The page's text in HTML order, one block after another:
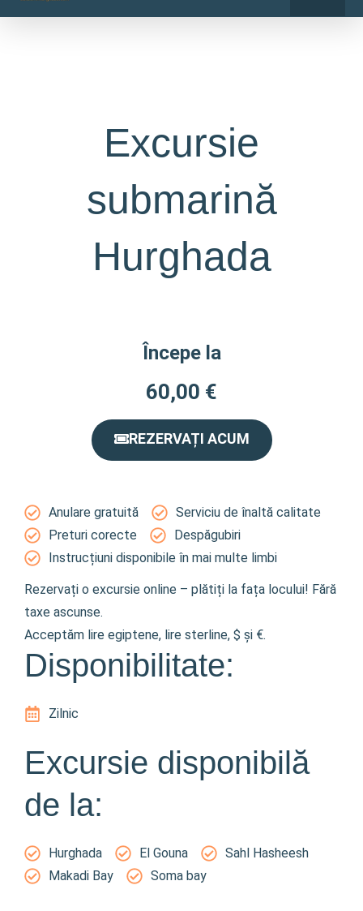
k
a
Excursie
submarină
Hurghada
Începe la
60,00 €
REZERVAȚI ACUM
Anulare gratuită
Serviciu de înaltă calitate
Preturi corecte
Despăgubiri
Instrucțiuni disponibile în mai multe limbi
Rezervați o excursie online – plătiți la fața locului! Fără
taxe ascunse.
Acceptăm lire egiptene, lire sterline, $ și €.
Disponibilitate:
Zilnic
Excursie disponibilă
de la:
Hurghada El Gouna
Sahl Hasheesh
Makadi Bay
Soma bay